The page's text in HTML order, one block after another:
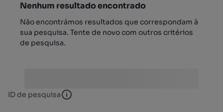
Nenhum resultado encontrado
Não encontrámos resultados que correspondam à
sua pesquisa. Tente de novo com outros critérios
de pesquisa.
ID de pesquisa ID de pesquisa